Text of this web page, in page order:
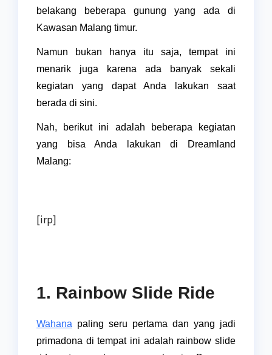
belakang beberapa gunung yang ada di
Kawasan Malang timur.
Namun bukan hanya itu saja, tempat ini
menarik juga karena ada banyak sekali
kegiatan yang dapat Anda lakukan saat
berada di sini.
Nah, berikut ini adalah beberapa kegiatan
yang bisa Anda lakukan di Dreamland
Malang:
[irp]
1. Rainbow Slide Ride
Wahana paling seru pertama dan yang jadi
primadona di tempat ini adalah rainbow slide